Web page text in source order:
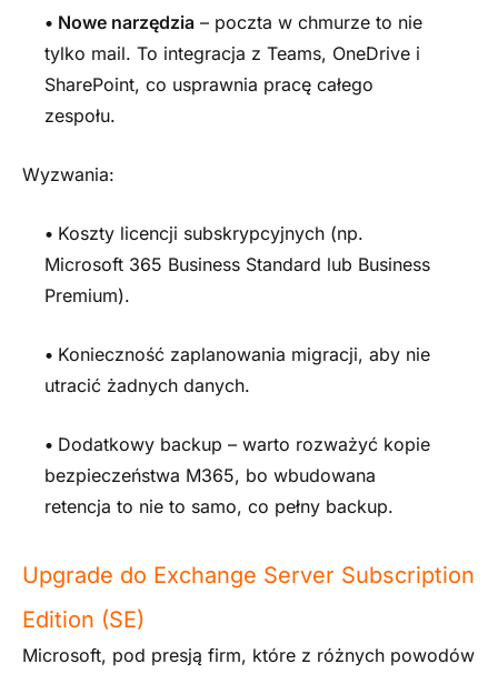
• Nowe narzędzia – poczta w chmurze to nie
tylko mail. To integracja z Teams, OneDrive i
SharePoint, co usprawnia pracę całego
zespołu.
Wyzwania:
• Koszty licencji subskrypcyjnych (np.
Microsoft 365 Business Standard lub Business
Premium).
• Konieczność zaplanowania migracji, aby nie
utracić żadnych danych.
• Dodatkowy backup – warto rozważyć kopie
bezpieczeństwa M365, bo wbudowana
retencja to nie to samo, co pełny backup.
Upgrade do Exchange Server Subscription
Edition (SE)
Microsoft, pod presją firm, które z różnych powodów